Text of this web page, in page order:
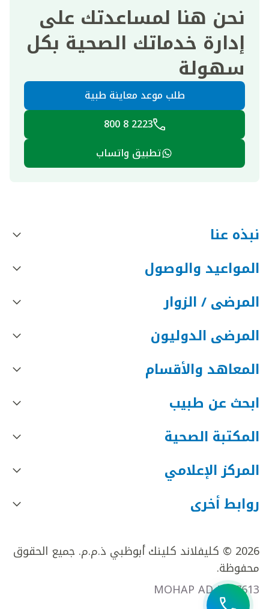
نحن هنا لمساعدتك على
إدارة خدماتك الصحية بكل
سهولة
طلب موعد معاينة طبية
2223 8 800
تطبيق واتساب
نبذه عنا
المواعيد والوصول
المرضى / الزوار
المرضى الدوليون
المعاهد والأقسام
ابحث عن طبيب
المكتبة الصحية
المركز الإعلامي
روابط أخرى
2026 © كليفلاند كلينك أبوظبي ذ.م.م. جميع الحقوق
محفوظة.
MOHAP AD FR27613